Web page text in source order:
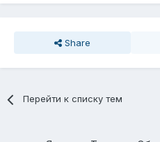
Share
Перейти к списку тем